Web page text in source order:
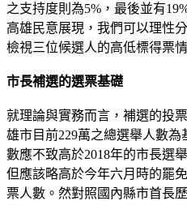
之支持度則為5%，最後並有
高雄民意展現，我們可以理性
檢視三位候選人的高低標得票情
市長補選的選票基礎
就理論與實務而言，補選的投
雄市目前229萬之總選舉人數
數應不致高於2018年的市長選
但應該略高於今年六月時的罷
票人數。然對照國內縣市首長